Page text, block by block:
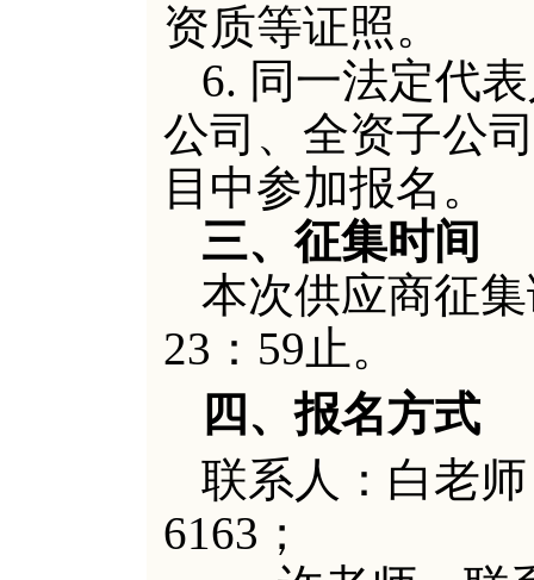
资质等证照。
6. 同一法定代
公司、全资子公
目中参加报名。
三、征集时间
本次供应商征
23：59 止。
四、报名方式
联系人：白老
6163；